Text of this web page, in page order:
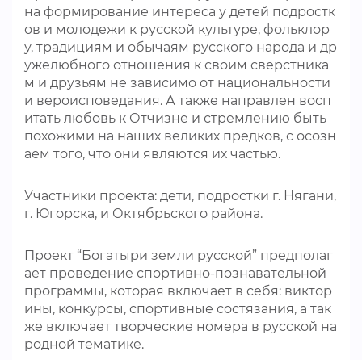
на формирование интереса у детей подростк
ов и молодежи к русской культуре, фольклор
у, традициям и обычаям русского народа и др
ужелюбного отношения к своим сверстника
м и друзьям не зависимо от национальности
и вероисповедания. А также направлен восп
итать любовь к Отчизне и стремлению быть
похожими на наших великих предков, с осозн
аем того, что они являются их частью.
Участники проекта: дети, подростки г. Нягани,
г. Югорска, и Октябрьского района.
Проект “Богатыри земли русской” предполаг
ает проведение спортивно-познавательной
программы, которая включает в себя: виктор
ины, конкурсы, спортивные состязания, а так
же включает творческие номера в русской на
родной тематике.